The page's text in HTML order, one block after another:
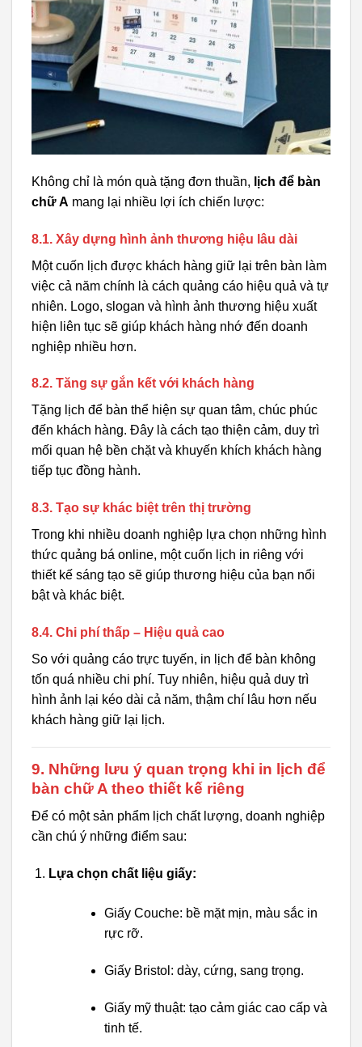
Không chỉ là món quà tặng đơn thuần, lịch để bàn
chữ A mang lại nhiều lợi ích chiến lược:
8.1. Xây dựng hình ảnh thương hiệu lâu dài
Một cuốn lịch được khách hàng giữ lại trên bàn làm
việc cả năm chính là cách quảng cáo hiệu quả và tự
nhiên. Logo, slogan và hình ảnh thương hiệu xuất
hiện liên tục sẽ giúp khách hàng nhớ đến doanh
nghiệp nhiều hơn.
8.2. Tăng sự gắn kết với khách hàng
Tặng lịch để bàn thể hiện sự quan tâm, chúc phúc
đến khách hàng. Đây là cách tạo thiện cảm, duy trì
mối quan hệ bền chặt và khuyến khích khách hàng
tiếp tục đồng hành.
8.3. Tạo sự khác biệt trên thị trường
Trong khi nhiều doanh nghiệp lựa chọn những hình
thức quảng bá online, một cuốn lịch in riêng với
thiết kế sáng tạo sẽ giúp thương hiệu của bạn nổi
bật và khác biệt.
8.4. Chi phí thấp – Hiệu quả cao
So với quảng cáo trực tuyến, in lịch để bàn không
tốn quá nhiều chi phí. Tuy nhiên, hiệu quả duy trì
hình ảnh lại kéo dài cả năm, thậm chí lâu hơn nếu
khách hàng giữ lại lịch.
9. Những lưu ý quan trọng khi in lịch để
bàn chữ A theo thiết kế riêng
Để có một sản phẩm lịch chất lượng, doanh nghiệp
cần chú ý những điểm sau:
Lựa chọn chất liệu giấy:
Giấy Couche: bề mặt mịn, màu sắc in
rực rỡ.
Giấy Bristol: dày, cứng, sang trọng.
Giấy mỹ thuật: tạo cảm giác cao cấp và
tinh tế.